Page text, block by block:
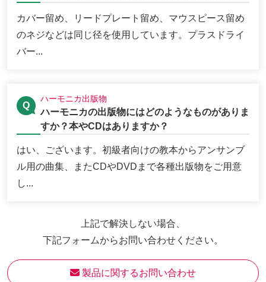
カバー留め、リードプレート留め、マウスピース留め
のネジなどは同じ径を使用しています。プラスドライ
バー...
ハーモニカ出版物
ハーモニカの出版物にはどのようなものがありま
すか？本やCDはありますか？
はい、ございます。初級者向けの教本からアンサンブ
ル用の曲集、またCDやDVDまで各種出版物をご用意
し...
上記で解決しない場合、
下記フォームからお問い合わせください。
製品に関するお問い合わせ